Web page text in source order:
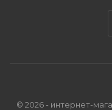
© 2026 - интернет-